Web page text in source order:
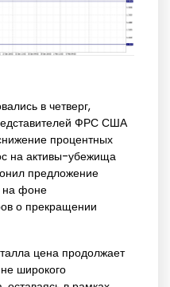
в четверг,
ФРС США
процентных
на активы-убежища
предложение
фоне
о прекращении
цена продолжает
широкого